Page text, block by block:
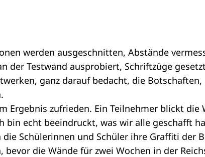
werden ausgeschnitten, Abstände
der Testwand ausprobiert, Schriftzüge
ganz darauf bedacht, die
Ergebnis zufrieden. Ein Teilnehmer blickt die
bin echt beeindruckt, was wir alle geschafft
Schülerinnen und Schüler ihre Graffiti der
bevor die Wände für zwei Wochen in der